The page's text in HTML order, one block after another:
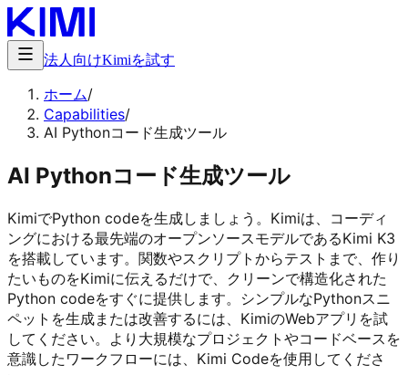
法人向けKimiを試す
ホーム/
Capabilities/
AI Pythonコード生成ツール
AI Pythonコード生成ツール
KimiでPython codeを生成しましょう。Kimiは、コーディ
ングにおける最先端のオープンソースモデルであるKimi K3
を搭載しています。関数やスクリプトからテストまで、作り
たいものをKimiに伝えるだけで、クリーンで構造化された
Python codeをすぐに提供します。シンプルなPythonスニ
ペットを生成または改善するには、KimiのWebアプリを試
してください。より大規模なプロジェクトやコードベースを
意識したワークフローには、Kimi Codeを使用してくださ